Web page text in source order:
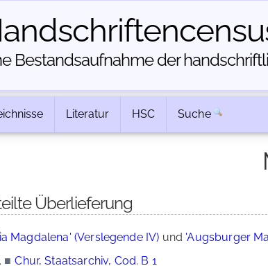
Bestandsaufnahme der
Literatur HSC Suche
Überlieferung
Magdalena' (Verslegende IV) und 'Augsburger
■ Chur, Staatsarchiv, Cod. B 1